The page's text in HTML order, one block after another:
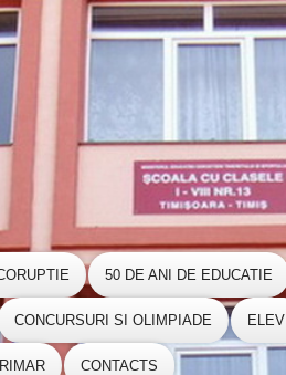
50 DE ANI DE EDUCATIE
CONCURSURI SI OLIMPIADE ELEVI
CONTACTS